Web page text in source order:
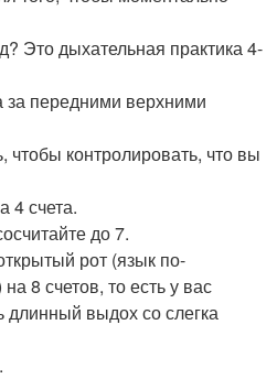
Это дыхательная практика 4-
за передними верхними
чтобы контролировать, что вы
4 счета.
до 7.
рот (язык по-
8 счетов, то есть у вас
длинный выдох со слегка